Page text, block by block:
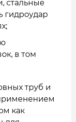
стальные
гидроудар
в том
труб и
как